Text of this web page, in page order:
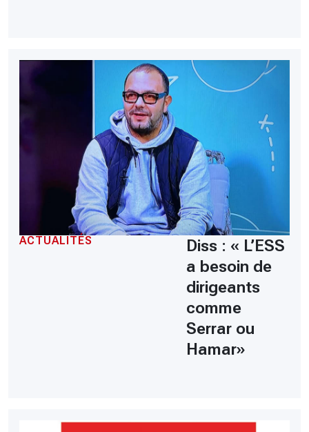
ACTUALITÉS
Diss : « L’ESS
a besoin de
dirigeants
comme
Serrar ou
Hamar»